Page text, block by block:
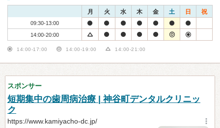
月 火 水 木 金 土 日 祝
09:30-13:00
14:00-20:00
14:00-17:00 14:00-19:00 14:00-21:00